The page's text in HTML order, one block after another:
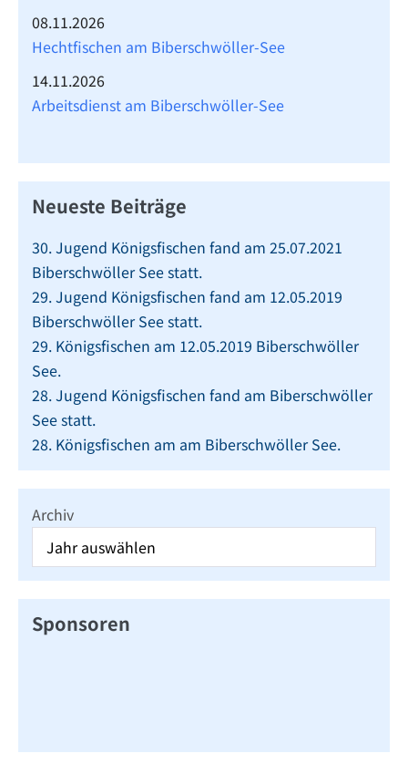
08.11.2026
Hechtfischen am Biberschwöller-See
14.11.2026
Arbeitsdienst am Biberschwöller-See
Neueste Beiträge
30. Jugend Königsfischen fand am 25.07.2021
Biberschwöller See statt.
29. Jugend Königsfischen fand am 12.05.2019
Biberschwöller See statt.
29. Königsfischen am 12.05.2019 Biberschwöller
See.
28. Jugend Königsfischen fand am Biberschwöller
See statt.
28. Königsfischen am am Biberschwöller See.
Archiv
Sponsoren